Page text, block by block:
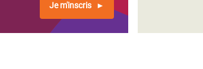
Yémen
Je m'inscris